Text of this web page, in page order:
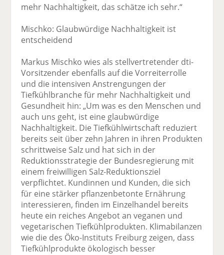
mehr Nachhaltigkeit, das schätze ich sehr.“
Mischko: Glaubwürdige Nachhaltigkeit ist
entscheidend
Markus Mischko wies als stellvertretender dti-
Vorsitzender ebenfalls auf die Vorreiterrolle
und die intensiven Anstrengungen der
Tiefkühlbranche für mehr Nachhaltigkeit und
Gesundheit hin: „Um was es den Menschen und
auch uns geht, ist eine glaubwürdige
Nachhaltigkeit. Die Tiefkühlwirtschaft reduziert
bereits seit über zehn Jahren in ihren Produkten
schrittweise Salz und hat sich in der
Reduktionsstrategie der Bundesregierung mit
einem freiwilligen Salz-Reduktionsziel
verpflichtet. Kundinnen und Kunden, die sich
für eine stärker pflanzenbetonte Ernährung
interessieren, finden im Einzelhandel bereits
heute ein reiches Angebot an veganen und
vegetarischen Tiefkühlprodukten. Klimabilanzen
wie die des Öko-Instituts Freiburg zeigen, dass
Tiefkühlprodukte ökologisch besser